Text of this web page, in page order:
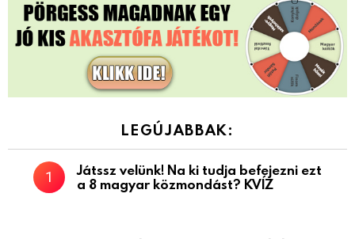
LEGÚJABBAK:
Játssz velünk! Na ki tudja befejezni ezt
a 8 magyar közmondást? KVÍZ